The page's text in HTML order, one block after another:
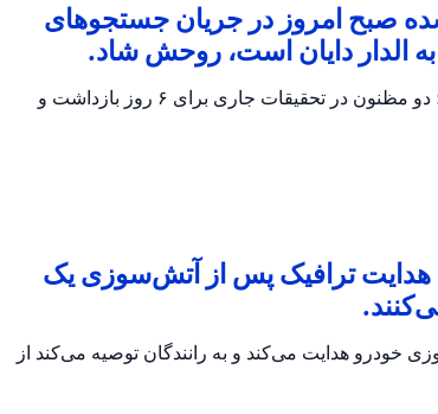
صبح امروز در جریان جستجوهای
الدار دایان است، روحش شاد.
پلیس اسرائیل تأیید کرد که جسد الدار دایان پیدا شده است؛ دو مظنون در تحقیقات جاری برای ۶ روز بازداشت و
هدایت ترافیک پس از آتش‌سوزی یک
سامره به دلیل آتش‌سوزی خودرو هدایت می‌کند و به رانندگان توصیه می‌کند از